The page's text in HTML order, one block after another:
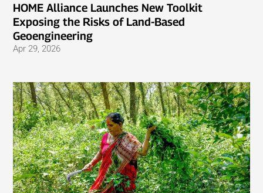
HOME Alliance Launches New Toolkit
Exposing the Risks of Land-Based
Geoengineering
Apr 29, 2026